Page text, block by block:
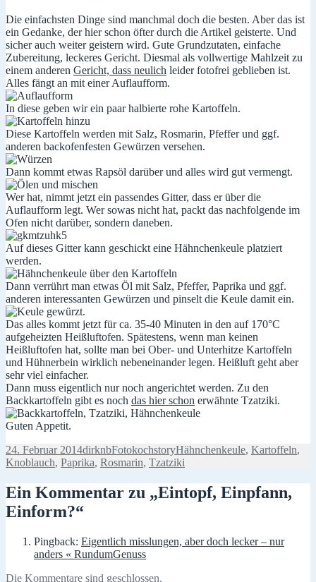
Die einfachsten Dinge sind manchmal doch die besten. Aber das ist
ein Gedanke, der hier schon öfter durch die Artikel geisterte. Und
sicher auch weiter geistern wird. Gute Grundzutaten, einfache
Zubereitung, leckeres Gericht. Diesmal als vollwertige Mahlzeit zu
einem anderen Gericht, dass neulich leider fotofrei geblieben ist.
Alles fängt an mit einer Auflaufform.
In diese geben wir ein paar halbierte rohe Kartoffeln.
Diese Kartoffeln werden mit Salz, Rosmarin, Pfeffer und ggf.
anderen backofenfesten Gewürzen versehen.
Dann kommt etwas Rapsöl darüber und alles wird gut vermengt.
Wer hat, nimmt jetzt ein passendes Gitter, dass er über die
Auflaufform legt. Wer sowas nicht hat, packt das nachfolgende im
Ofen nicht darüber, sondern daneben.
Auf dieses Gitter kann geschickt eine Hähnchenkeule platziert
werden.
Dann verrührt man etwas Öl mit Salz, Pfeffer, Paprika und ggf.
anderen interessanten Gewürzen und pinselt die Keule damit ein.
Das alles kommt jetzt für ca. 35-40 Minuten in den auf 170°C
aufgeheizten Heißluftofen. Spätestens, wenn man keinen
Heißluftofen hat, sollte man bei Ober- und Unterhitze Kartoffeln
und Hühnerbein wirklich nebeneinander legen. Heißluft geht aber
sehr viel einfacher.
Dann muss eigentlich nur noch angerichtet werden. Zu den
Backkartoffeln gibt es noch das hier schon erwähnte Tzatziki.
Guten Appetit.
Veröffentlicht
am
24. Februar 2014Autor
dirknbKategorien
FotokochstorySchlagwörter
Hähnchenkeule, Kartoffeln,
Knoblauch, Paprika, Rosmarin, Tzatziki
Ein Kommentar zu „Eintopf, Einpfann,
Einform?“
Pingback: Eigentlich misslungen, aber doch lecker – nur
anders « RundumGenuss
Die Kommentare sind geschlossen.